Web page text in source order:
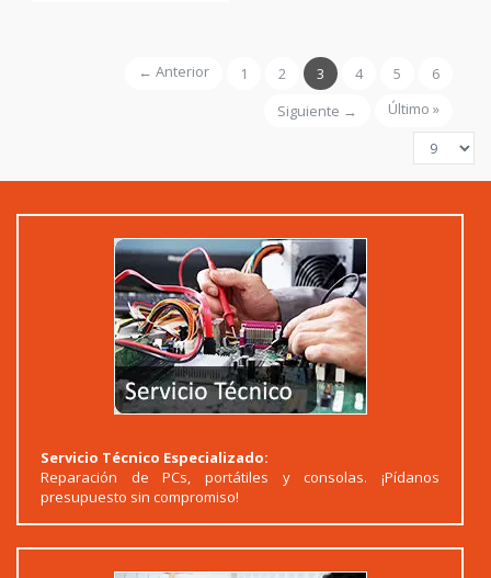
← Anterior 1 2 3 4 5
6
Siguiente →
Último »
Servicio Técnico Especializado:
Reparación de PCs, portátiles y consolas. ¡Pídanos
presupuesto sin compromiso!